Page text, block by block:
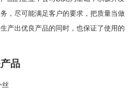
，尽可能满足客户的要求，把质量当做
产出优良产品的同时，也保证了使用的
品
丝